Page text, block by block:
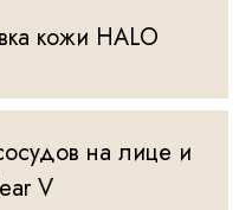
кожи HALO
на лице и
V